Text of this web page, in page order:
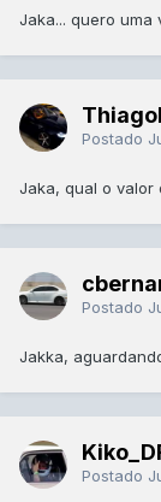
Jaka... quero uma
Postado
Jaka, qual o valor
Postado
Jakka,
Postado